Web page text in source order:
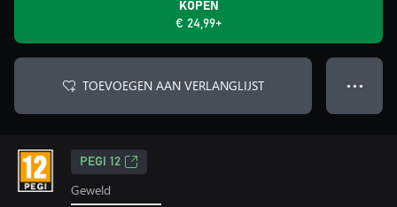
KOPEN
€ 24,99+
TOEVOEGEN AAN VERLANGLIJST ● ● ●
PEGI 12
Geweld